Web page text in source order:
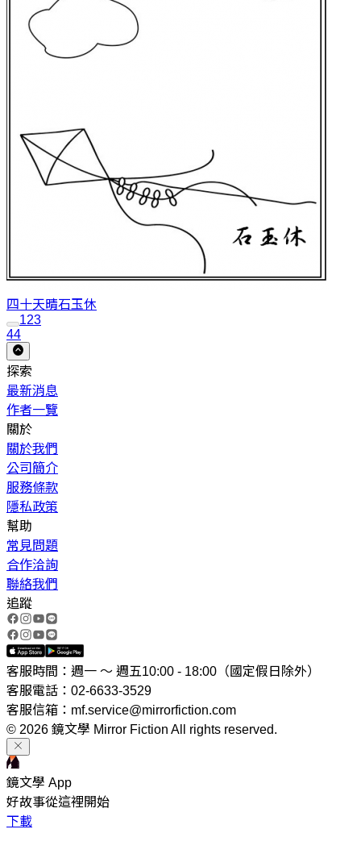
四十天晴石玉休
123
44
探索
最新消息
作者一覽
關於
關於我們
公司簡介
服務條款
隱私政策
幫助
常見問題
合作洽詢
聯絡我們
追蹤
客服時間：週一 ～ 週五10:00 - 18:00（國定假日除外）
客服電話：02-6633-3529
客服信箱：mf.service@mirrorfiction.com
© 2026 鏡文學 Mirror Fiction All rights reserved.
鏡文學 App
好故事從這裡開始
下載